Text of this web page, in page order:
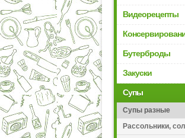
Видеорецепты
Бутерброды
Закуски
Супы
Супы разные
Рассольники,